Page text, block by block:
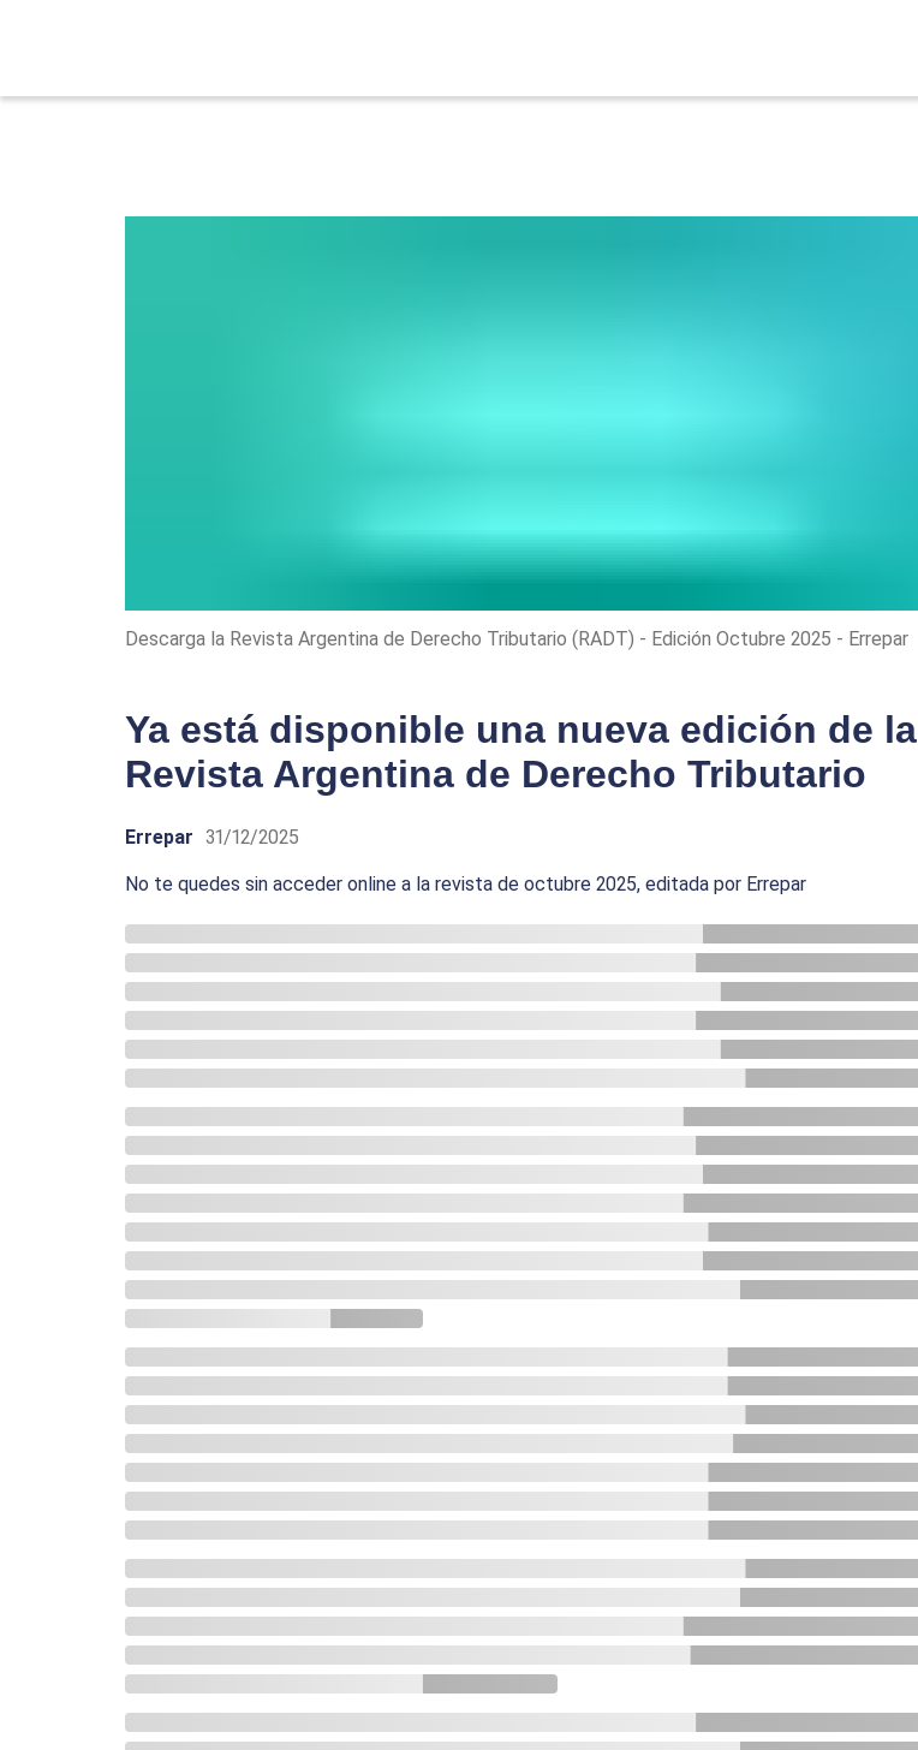
Descarga la Revista Argentina de Derecho Tributario (RADT) - Edición Octubre 2025 - Errepar
Ya está disponible una nueva edición de la
Revista Argentina de Derecho Tributario
Errepar 31/12/2025
No te quedes sin acceder online a la revista de octubre 2025, editada por Errepar